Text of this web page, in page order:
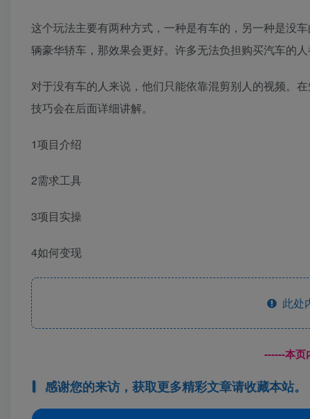
这个玩法主要有两种方式，一种是有车的，另一种是没
辆豪华轿车，那效果会更好。许多无法负担购买汽车的
对于没有车的人来说，他们只能依靠混剪别人的视频。
技巧会在后面详细讲解。
1项目介绍
2需求工具
3项目实操
4如何变现
此处
------本页
感谢您的来访，获取更多精彩文章请收藏本站。